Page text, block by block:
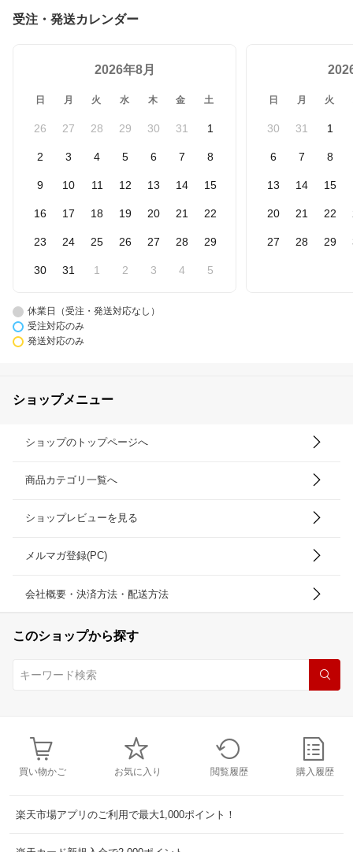
受注・発送カレンダー
2026年8月
日 月 火 水 木 金 土
26 27 28 29 30 31 1
2 3 4 5 6 7 8
9 10 11 12 13 14 15
16 17 18 19 20 21 22
23 24 25 26 27 28 29
30 31 1 2 3 4 5
日 月 火
30 31 1
6 7 8
13 14 15
20 21 22
27 28 29
休業日（受注・発送対応なし）
受注対応のみ
発送対応のみ
ショップメニュー
ショップのトップページへ
商品カテゴリ一覧へ
ショップレビューを見る
メルマガ登録(PC)
会社概要・決済方法・配送方法
このショップから探す
買い物かご お気に入り 閲覧履歴 購入履歴
楽天市場アプリのご利用で最大1,000ポイント！